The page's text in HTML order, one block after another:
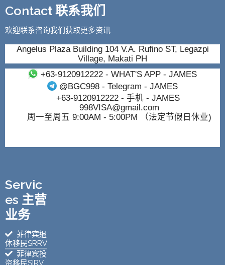
Contact 联系我们
欢迎联系咨询我们获取更多资讯
Angelus Plaza Building 104 V.A. Rufino ST, Legazpi
Village, Makati PH
+63-9120912222- WHAT'S APP - JAMES
@BGC998 - Telegram - JAMES
+63-9120912222- 手机 - JAMES
998VISA@gmail.com
周一至周五 9:00AM - 5:00PM （法定节假日休业)
Servic
es 主营
业务
菲律宾退
休移民SRRV
菲律宾投
资移民SIRV